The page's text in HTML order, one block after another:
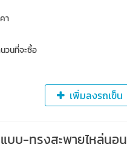
า
วนที่จะซื้อ
เพิ่มลงรถเข็น
บบ-ทรงสะพายไหล่นอน